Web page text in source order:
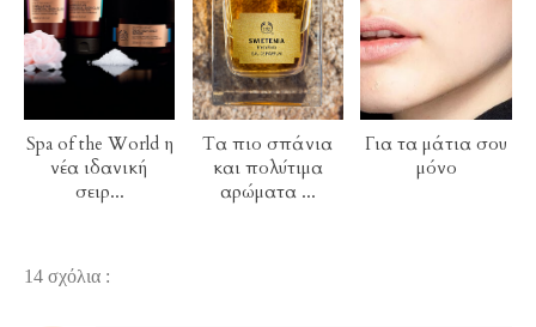
Spa of the World η
νέα ιδανική
σειρ...
Τα πιο σπάνια
και πολύτιμα
αρώματα ...
Για τα μάτια σου
μόνο
14 σχόλια :